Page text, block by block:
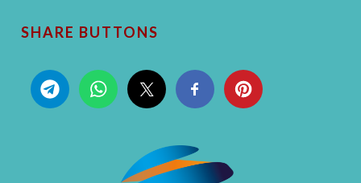
SHARE BUTTONS